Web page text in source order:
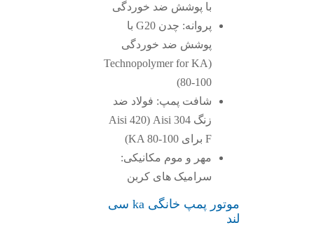
با پوشش ضد خوردگی
پروانه: چدن G20 با
پوشش ضد خوردگی
(Technopolymer for KA
شافت پمپ: فولاد ضد
زنگ Aisi 304 (Aisi 420
مهر و موم مکانیکی:
سرامیک های کربن
موتور پمپ خانگی ka سی